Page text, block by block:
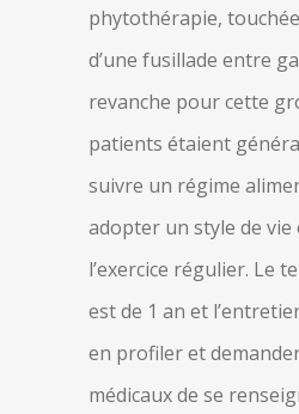
phytothérapie,
d’une fusillade entre
revanche pour cette
patients étaient
suivre un régime
adopter un style de
l’exercice régulier. Le
est de 1 an et
en profiler et
médicaux de se